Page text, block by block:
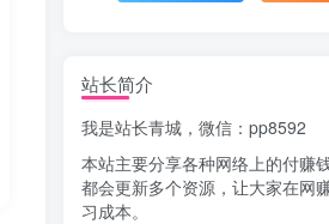
站长简介
我是站长青城，微信：pp8592
本站主要分享各种网络上的付赚
都会更新多个资源，让大家在网
习成本。